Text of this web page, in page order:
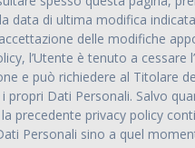
data di ultima modifica
delle modifiche
l’Utente è tenuto a cessare
e può richiedere al Titolare
propri Dati Personali. Salvo
precedente privacy policy
Personali sino a quel